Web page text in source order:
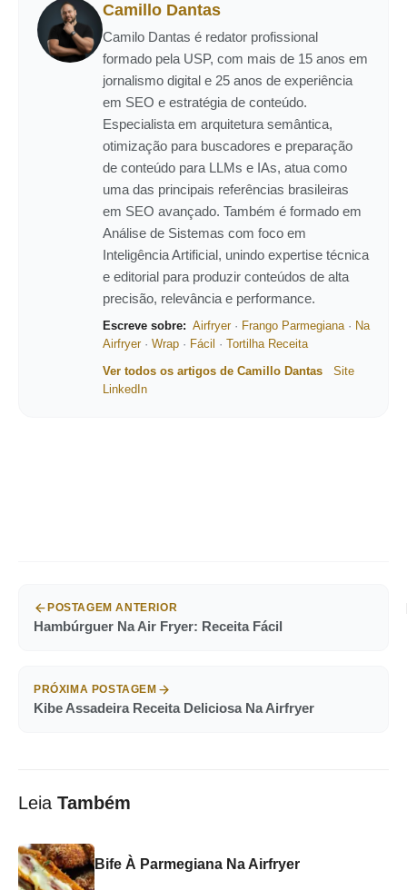
Camillo Dantas
Camilo Dantas é redator profissional
formado pela USP, com mais de 15 anos em
jornalismo digital e 25 anos de experiência
em SEO e estratégia de conteúdo.
Especialista em arquitetura semântica,
otimização para buscadores e preparação
de conteúdo para LLMs e IAs, atua como
uma das principais referências brasileiras
em SEO avançado. Também é formado em
Análise de Sistemas com foco em
Inteligência Artificial, unindo expertise técnica
e editorial para produzir conteúdos de alta
precisão, relevância e performance.
Escreve sobre: Airfryer· Frango Parmegiana· Na
Airfryer· Wrap · Fácil · Tortilha Receita
Ver todos os artigos de Camillo Dantas
Site
LinkedIn
POSTAGEM ANTERIOR
Hambúrguer Na Air Fryer: Receita Fácil
PRÓXIMA POSTAGEM
Kibe Assadeira Receita Deliciosa Na Airfryer
Leia Também
Bife À Parmegiana Na Airfryer